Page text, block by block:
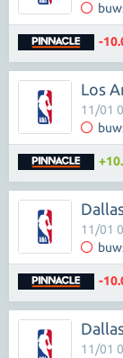
-
Los
11/01
11/01
-
11/01